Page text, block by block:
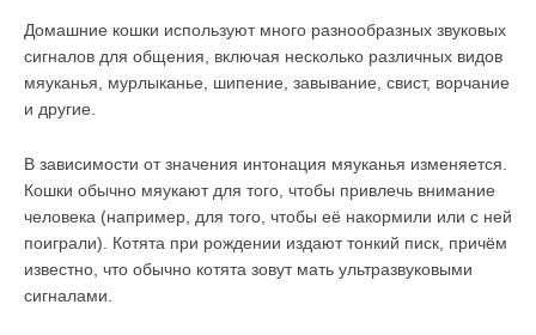
Домашние кошки используют много разнообразных звуковых
сигналов для общения, включая несколько различных видов
мяуканья, мурлыканье, шипение, завывание, свист, ворчание
и другие.
В зависимости от значения интонация мяуканья изменяется.
Кошки обычно мяукают для того, чтобы привлечь внимание
человека (например, для того, чтобы её накормили или с ней
поиграли). Котята при рождении издают тонкий писк, причём
известно, что обычно котята зовут мать ультразвуковыми
сигналами.